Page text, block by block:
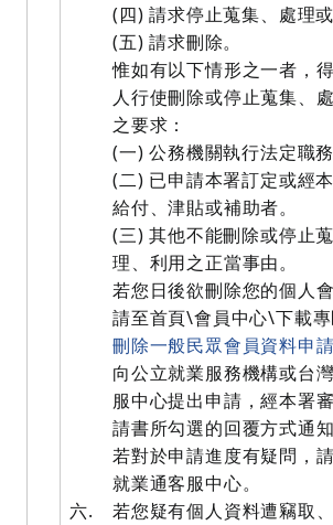
(四) 請求停止蒐集、處理或
(五) 請求刪除。
惟如有以下情形之一者，
人行使刪除或停止蒐集、
之要求：
(一) 公務機關執行法定職務
(二) 已申請本署訂定或經
給付、津貼或補助者。
(三) 其他不能刪除或停止
理、利用之正當事由。
若您日後欲刪除您的個人
請至首頁\會員中心\下載
刪除一般民眾會員資料申
向公立就業服務機構或台
服中心提出申請，經本署
請書所勾選的回覆方式通知
若對於申請進度有疑問，
就業通客服中心。
六.
若您疑有個人資料遭竊取